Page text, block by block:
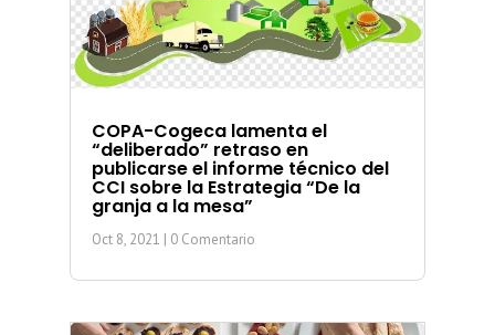
COPA-Cogeca lamenta el
“deliberado” retraso en
publicarse el informe técnico del
CCI sobre la Estrategia “De la
granja a la mesa”
Oct 8, 2021 | 0 Comentario